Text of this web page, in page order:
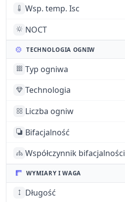
Wsp. temp. Isc
NOCT
TECHNOLOGIA OGNIW
Typ ogniwa
Technologia
Liczba ogniw
Bifacjalność
Współczynnik bifacjalności
WYMIARY I WAGA
Długość